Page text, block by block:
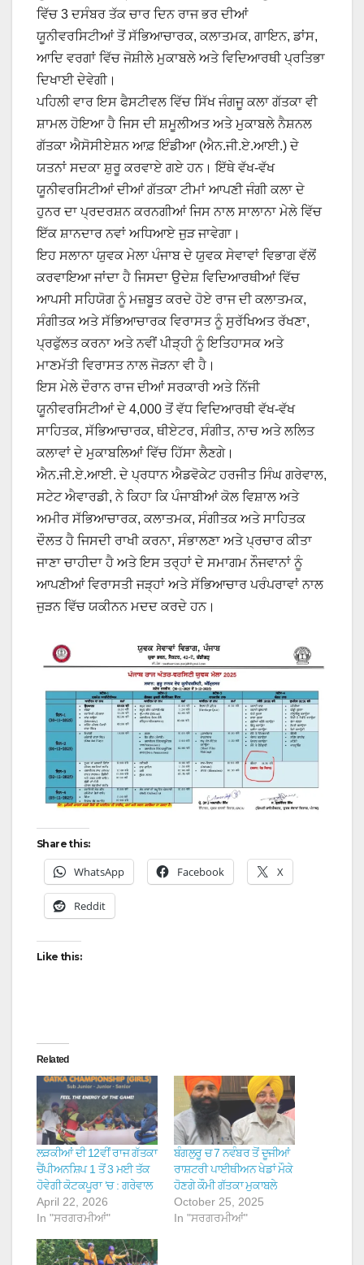
ਵਿੱਚ 3 ਦਸੰਬਰ ਤੱਕ ਚਾਰ ਦਿਨ ਰਾਜ ਭਰ ਦੀਆਂ
ਯੂਨੀਵਰਸਿਟੀਆਂ ਤੋਂ ਸੱਭਿਆਚਾਰਕ, ਕਲਾਤਮਕ, ਗਾਇਨ, ਡਾਂਸ,
ਆਦਿ ਵਰਗਾਂ ਵਿੱਚ ਜੋਸ਼ੀਲੇ ਮੁਕਾਬਲੇ ਅਤੇ ਵਿਦਿਆਰਥੀ ਪ੍ਰਤਿਭਾ
ਦਿਖਾਈ ਦੇਵੇਗੀ।
ਪਹਿਲੀ ਵਾਰ ਇਸ ਫੈਸਟੀਵਲ ਵਿੱਚ ਸਿੱਖ ਜੰਗਜੂ ਕਲਾ ਗੱਤਕਾ ਵੀ
ਸ਼ਾਮਲ ਹੋਇਆ ਹੈ ਜਿਸ ਦੀ ਸ਼ਮੂਲੀਅਤ ਅਤੇ ਮੁਕਾਬਲੇ ਨੈਸ਼ਨਲ
ਗੱਤਕਾ ਐਸੋਸੀਏਸ਼ਨ ਆਫ਼ ਇੰਡੀਆ (ਐਨ.ਜੀ.ਏ.ਆਈ.) ਦੇ
ਯਤਨਾਂ ਸਦਕਾ ਸ਼ੁਰੂ ਕਰਵਾਏ ਗਏ ਹਨ। ਇੱਥੇ ਵੱਖ-ਵੱਖ
ਯੂਨੀਵਰਸਿਟੀਆਂ ਦੀਆਂ ਗੱਤਕਾ ਟੀਮਾਂ ਆਪਣੀ ਜੰਗੀ ਕਲਾ ਦੇ
ਹੁਨਰ ਦਾ ਪ੍ਰਦਰਸ਼ਨ ਕਰਨਗੀਆਂ ਜਿਸ ਨਾਲ ਸਾਲਾਨਾ ਮੇਲੇ ਵਿੱਚ
ਇੱਕ ਸ਼ਾਨਦਾਰ ਨਵਾਂ ਅਧਿਆਏ ਜੁੜ ਜਾਵੇਗਾ।
ਇਹ ਸਲਾਨਾ ਯੁਵਕ ਮੇਲਾ ਪੰਜਾਬ ਦੇ ਯੁਵਕ ਸੇਵਾਵਾਂ ਵਿਭਾਗ ਵੱਲੋਂ
ਕਰਵਾਇਆ ਜਾਂਦਾ ਹੈ ਜਿਸਦਾ ਉਦੇਸ਼ ਵਿਦਿਆਰਥੀਆਂ ਵਿੱਚ
ਆਪਸੀ ਸਹਿਯੋਗ ਨੂੰ ਮਜ਼ਬੂਤ ​​ਕਰਦੇ ਹੋਏ ਰਾਜ ਦੀ ਕਲਾਤਮਕ,
ਸੰਗੀਤਕ ਅਤੇ ਸੱਭਿਆਚਾਰਕ ਵਿਰਾਸਤ ਨੂੰ ਸੁਰੱਖਿਅਤ ਰੱਖਣਾ,
ਪ੍ਰਫੁੱਲਤ ਕਰਨਾ ਅਤੇ ਨਵੀਂ ਪੀੜ੍ਹੀ ਨੂੰ ਇਤਿਹਾਸਕ ਅਤੇ
ਮਾਣਮੱਤੀ ਵਿਰਾਸਤ ਨਾਲ ਜੋੜਨਾ ਵੀ ਹੈ।
ਇਸ ਮੇਲੇ ਦੌਰਾਨ ਰਾਜ ਦੀਆਂ ਸਰਕਾਰੀ ਅਤੇ ਨਿੱਜੀ
ਯੂਨੀਵਰਸਿਟੀਆਂ ਦੇ 4,000 ਤੋਂ ਵੱਧ ਵਿਦਿਆਰਥੀ ਵੱਖ-ਵੱਖ
ਸਾਹਿਤਕ, ਸੱਭਿਆਚਾਰਕ, ਥੀਏਟਰ, ਸੰਗੀਤ, ਨਾਚ ਅਤੇ ਲਲਿਤ
ਕਲਾਵਾਂ ਦੇ ਮੁਕਾਬਲਿਆਂ ਵਿੱਚ ਹਿੱਸਾ ਲੈਣਗੇ।
ਐਨ.ਜੀ.ਏ.ਆਈ. ਦੇ ਪ੍ਰਧਾਨ ਐਡਵੋਕੇਟ ਹਰਜੀਤ ਸਿੰਘ ਗਰੇਵਾਲ,
ਸਟੇਟ ਐਵਾਰਡੀ, ਨੇ ਕਿਹਾ ਕਿ ਪੰਜਾਬੀਆਂ ਕੋਲ ਵਿਸ਼ਾਲ ਅਤੇ
ਅਮੀਰ ਸੱਭਿਆਚਾਰਕ, ਕਲਾਤਮਕ, ਸੰਗੀਤਕ ਅਤੇ ਸਾਹਿਤਕ
ਦੌਲਤ ਹੈ ਜਿਸਦੀ ਰਾਖੀ ਕਰਨਾ, ਸੰਭਾਲਣਾ ਅਤੇ ਪ੍ਰਚਾਰ ਕੀਤਾ
ਜਾਣਾ ਚਾਹੀਦਾ ਹੈ ਅਤੇ ਇਸ ਤਰ੍ਹਾਂ ਦੇ ਸਮਾਗਮ ਨੌਜਵਾਨਾਂ ਨੂੰ
ਆਪਣੀਆਂ ਵਿਰਾਸਤੀ ਜੜ੍ਹਾਂ ਅਤੇ ਸੱਭਿਆਚਾਰ ਪਰੰਪਰਾਵਾਂ ਨਾਲ
ਜੁੜਨ ਵਿੱਚ ਯਕੀਨਨ ਮਦਦ ਕਰਦੇ ਹਨ।
Share this:
WhatsApp Facebook X
Reddit
Like this:
Related
ਲੜਕੀਆਂ ਦੀ 12ਵੀਂ ਰਾਜ ਗੱਤਕਾ
ਚੈਂਪੀਅਨਸ਼ਿਪ 1 ਤੋਂ 3 ਮਈ ਤੱਕ
ਹੋਵੇਗੀ ਕੋਟਕਪੂਰਾ ‘ਚ : ਗਰੇਵਾਲ
April 22, 2026
In "ਸਰਗਰਮੀਆਂ"
ਬੰਗਲੁਰੂ ਚ 7 ਨਵੰਬਰ ਤੋਂ ਦੂਜੀਆਂ
ਰਾਸ਼ਟਰੀ ਪਾਈਥੀਅਨ ਖੇਡਾਂ ਮੌਕੇ
ਹੋਣਗੇ ਕੌਮੀ ਗੱਤਕਾ ਮੁਕਾਬਲੇ
October 25, 2025
In "ਸਰਗਰਮੀਆਂ"